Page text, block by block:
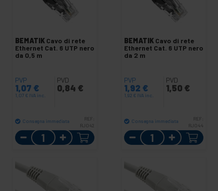
BEMATIK Cavo di rete
Ethernet Cat. 6 UTP nero
da 0,5 m
PVP
1,07 €
1,07 € IVA inc.
PVD
0,84 €
Consegna immediata
REF:
RJ042
Quantità
BEMATIK Cavo di rete
Ethernet Cat. 6 UTP nero
da 2 m
PVP
1,92 €
1,92 € IVA inc.
PVD
1,50 €
Consegna immediata
REF:
RJ044
Quantità